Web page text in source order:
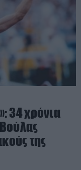
34 χρόνια
της